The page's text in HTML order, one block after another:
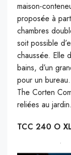
maison-
proposée à
chambres
soit possible
chaussée. Elle
bains, d’un
pour un
The Corten
reliées au jardin.
TCC 240 O